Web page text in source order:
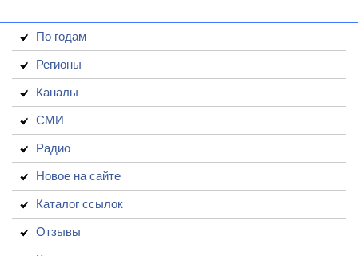
По годам
Регионы
Каналы
СМИ
Радио
Новое на сайте
Каталог ссылок
Отзывы